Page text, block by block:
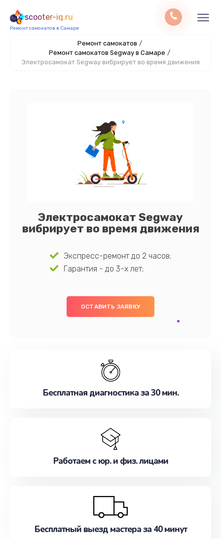
scooter-iq.ru
Ремонт самокатов в Самаре
Ремонт самокатов /
Ремонт самокатов Segway в Самаре /
Электросамокат Segway вибрирует во время движения
Электросамокат Segway
вибрирует во время движения
Экспресс-ремонт до 2 часов;
Гарантия - до 3-х лет;
ОСТАВИТЬ ЗАЯВКУ
Бесплатная диагностика за 30 мин.
Работаем с юр. и физ. лицами
Бесплатный выезд мастера за 40 минут